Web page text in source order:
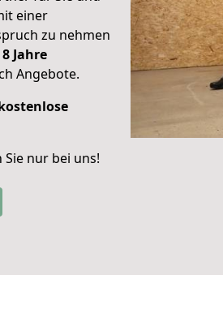
einer
zu nehmen
Jahre
Angebote.
Sie nur bei uns!